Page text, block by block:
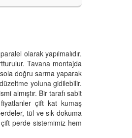
olarak yapılmalıdır.
Tavana montajda
doğru sarma yaparak
yoluna gidilebilir.
almıştır. Bir tarafı sabit
çift kat kumaş
tül ve sık dokuma
çift perde sistemimiz hem